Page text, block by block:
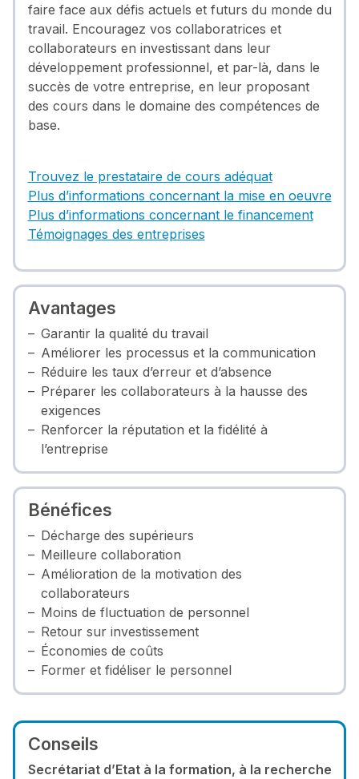
Conseils
Secrétariat d’Etat à la formation, à la recherche
faire face aux défis actuels et futurs du monde du
travail. Encouragez vos collaboratrices et
collaborateurs en investissant dans leur
développement professionnel, et par-là, dans le
succès de votre entreprise, en leur proposant
des cours dans le domaine des compétences de
base.
Trouvez le prestataire de cours adéquat
Plus d’informations concernant la mise en oeuvre
Plus d’informations concernant le financement
Témoignages des entreprises
Avantages
Garantir la qualité du travail
Améliorer les processus et la communication
Réduire les taux d’erreur et d’absence
Préparer les collaborateurs à la hausse des
exigences
Renforcer la réputation et la fidélité à
l’entreprise
Bénéfices
Décharge des supérieurs
Meilleure collaboration
Amélioration de la motivation des
collaborateurs
Moins de fluctuation de personnel
Retour sur investissement
Économies de coûts
Former et fidéliser le personnel